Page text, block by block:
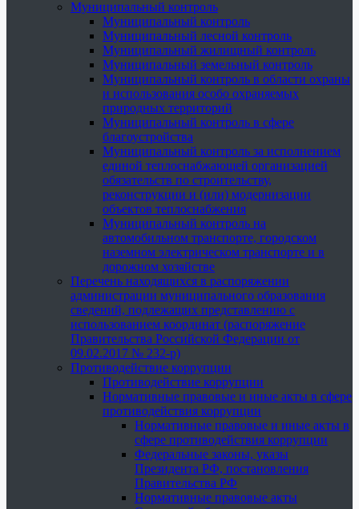
Муниципальный контроль
Муниципальный контроль
Муниципальный лесной контроль
Муниципальный жилищный контроль
Муниципальный земельный контроль
Муниципальный контроль в области охраны
и использования особо охраняемых
природных территорий
Муниципальный контроль в сфере
благоустройства
Муниципальный контроль за исполнением
единой теплоснабжающей организацией
обязательств по строительству,
реконструкции и (или) модернизации
объектов теплоснабжения
Муниципальный контроль на
автомобильном транспорте, городском
наземном электрическом транспорте и в
дорожном хозяйстве
Перечень находящихся в распоряжении
администрации муниципального образования
сведений, подлежащих представлению с
использованием координат (распоряжение
Правительства Российской Федерации от
09.02.2017 № 232-р)
Противодействие коррупции
Противодействие коррупции
Нормативные правовые и иные акты в сфере
противодействия коррупции
Нормативные правовые и иные акты в
сфере противодействия коррупции
Федеральные законы, указы
Президента РФ, постановления
Правительства РФ
Нормативные правовые акты